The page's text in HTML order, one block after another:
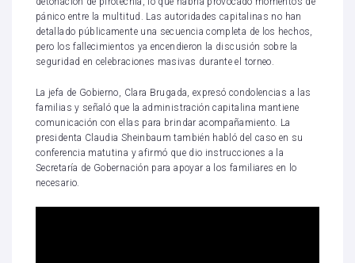
pánico entre la multitud. Las autoridades capitalinas no han
detallado públicamente una secuencia completa de los hechos,
pero los fallecimientos ya encendieron la discusión sobre la
seguridad en celebraciones masivas durante el torneo.
La jefa de Gobierno, Clara Brugada, expresó condolencias a las
familias y señaló que la administración capitalina mantiene
comunicación con ellas para brindar acompañamiento. La
presidenta Claudia Sheinbaum también habló del caso en su
conferencia matutina y afirmó que dio instrucciones a la
Secretaría de Gobernación para apoyar a los familiares en lo
necesario.